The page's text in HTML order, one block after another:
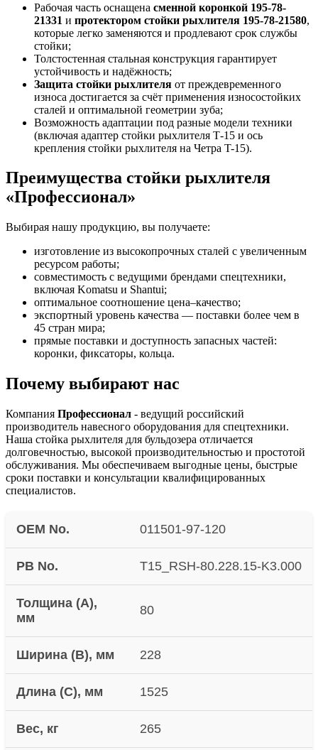
Рабочая часть оснащена сменной коронкой 195-78-
21331 и протектором стойки рыхлителя 195-78-21580,
которые легко заменяются и продлевают срок службы
стойки;
Толстостенная стальная конструкция гарантирует
устойчивость и надёжность;
Защита стойки рыхлителя от преждевременного
износа достигается за счёт применения износостойких
сталей и оптимальной геометрии зуба;
Возможность адаптации под разные модели техники
(включая адаптер стойки рыхлителя Т-15 и ось
крепления стойки рыхлителя на Четра T-15).
Преимущества стойки рыхлителя
«Профессионал»
Выбирая нашу продукцию, вы получаете:
изготовление из высокопрочных сталей с увеличенным
ресурсом работы;
совместимость с ведущими брендами спецтехники,
включая Komatsu и Shantui;
оптимальное соотношение цена–качество;
экспортный уровень качества — поставки более чем в
45 стран мира;
прямые поставки и доступность запасных частей:
коронки, фиксаторы, кольца.
Почему выбирают нас
Компания Профессионал - ведущий российский
производитель навесного оборудования для спецтехники.
Наша стойка рыхлителя для бульдозера отличается
долговечностью, высокой производительностью и простотой
обслуживания. Мы обеспечиваем выгодные цены, быстрые
сроки поставки и консультации квалифицированных
специалистов.
OEM No. 011501-97-120
PB No. T15_RSH-80.228.15-K3.000
Толщина (A),
мм
80
Ширина (B), мм 228
Длина (C), мм 1525
Вес, кг 265